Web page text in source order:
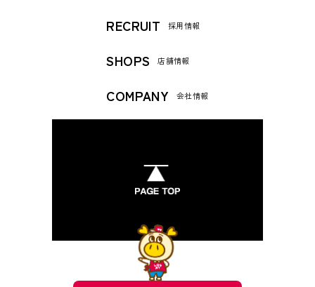
RECRUIT 採用情報
SHOPS 店舗情報
COMPANY 会社情報